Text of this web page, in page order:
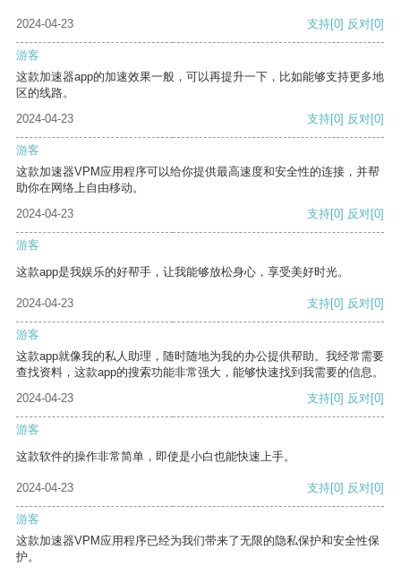
2024-04-23 支持[0] 反对[0]
游客
这款加速器app的加速效果一般，可以再提升一下，比如能够支持更多地
区的线路。
2024-04-23
支持[0] 反对[0]
游客
这款加速器VPM应用程序可以给你提供最高速度和安全性的连接，并帮
助你在网络上自由移动。
2024-04-23
支持[0] 反对[0]
游客
这款app是我娱乐的好帮手，让我能够放松身心，享受美好时光。
2024-04-23 支持[0] 反对[0]
游客
这款app就像我的私人助理，随时随地为我的办公提供帮助。我经常需要
查找资料，这款app的搜索功能非常强大，能够快速找到我需要的信息。
2024-04-23
支持[0] 反对[0]
游客
这款软件的操作非常简单，即使是小白也能快速上手。
2024-04-23 支持[0] 反对[0]
游客
这款加速器VPM应用程序已经为我们带来了无限的隐私保护和安全性保
护。